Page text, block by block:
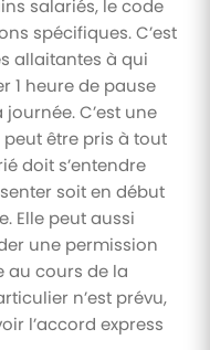
salariés, le code
spécifiques. C’est
allaitantes à qui
1 heure de pause
C’est une
être pris à tout
doit s’entendre
soit en début
Elle peut aussi
une permission
au cours de la
n’est prévu,
l’accord express